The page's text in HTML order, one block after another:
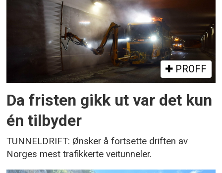
PROFF
Da fristen gikk ut var det kun
én tilbyder
TUNNELDRIFT: Ønsker å fortsette driften av
Norges mest trafikkerte veitunneler.